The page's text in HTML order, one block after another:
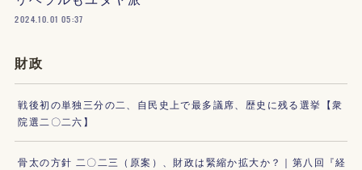
2024.10.01 05:37
財政
戦後初の単独三分の二、自民史上で最多議席、歴史に残る選挙【衆
院選二〇二六】
骨太の方針 二〇二三（原案）、財政は緊縮か拡大か？｜第八回『経